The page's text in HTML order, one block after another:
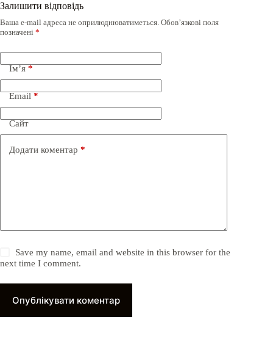
Залишити відповідь
Ваша e-mail адреса не оприлюднюватиметься. Обов’язкові поля
позначені *
Ім’я *
Email *
Сайт
Додати коментар *
Save my name, email and website in this browser for the
next time I comment.
Опублікувати коментар